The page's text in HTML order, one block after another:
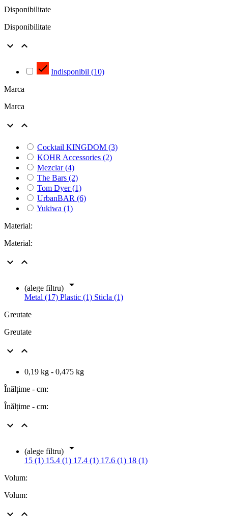
Disponibilitate
Disponibilitate


 Indisponibil (10)
Marca
Marca
 
Cocktail KINGDOM (3)
KOHR Accessories (2)
Mezclar(4)
The Bars (2)
Tom Dyer(1)
UrbanBAR (6)
Yukiwa (1)
Material:
Material:
 
(alege filtru) 
Metal (17) Plastic (1) Sticla (1)
Greutate
Greutate
 
0,19 kg - 0,475 kg
Înălțime - cm:
Înălțime - cm:
 
(alege filtru) 
15 (1) 15.4 (1) 17.4 (1) 17.6 (1) 18 (1)
Volum:
Volum:
 